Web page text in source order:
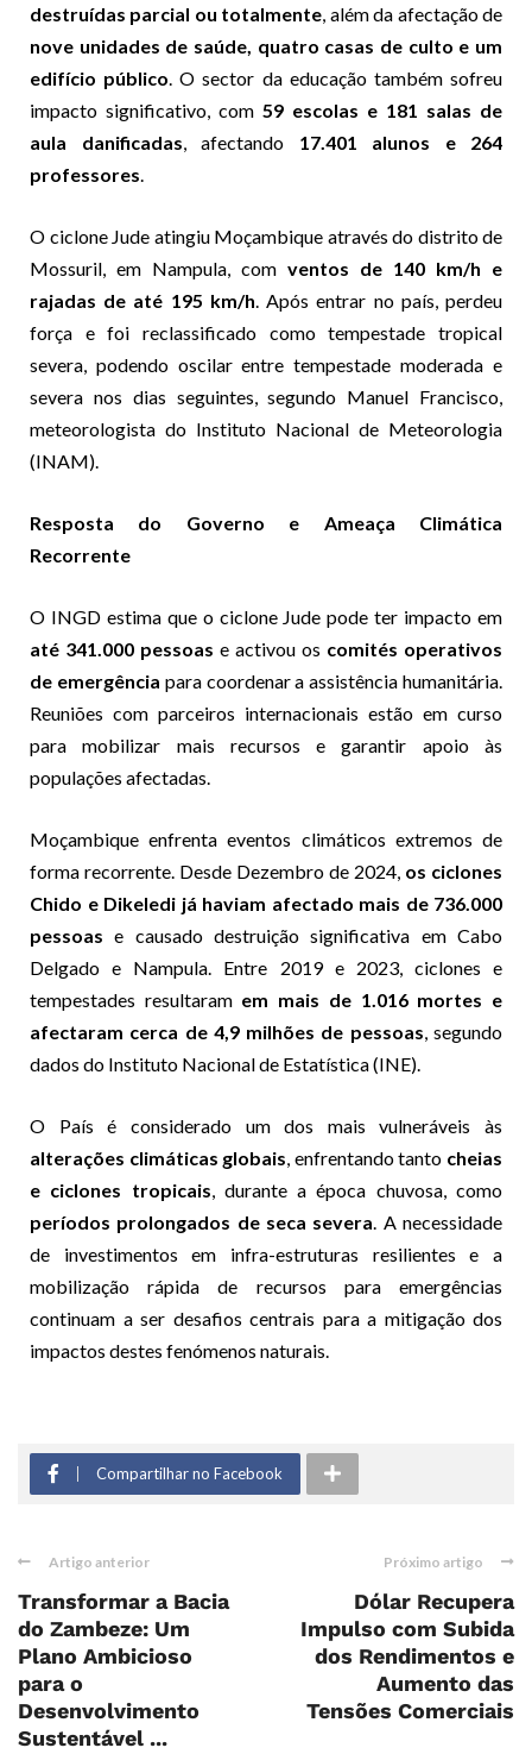
destruídas parcial ou totalmente, além da afectação de
nove unidades de saúde, quatro casas de culto e um
edifício público. O sector da educação também sofreu
impacto significativo, com 59 escolas e 181 salas de
aula danificadas, afectando 17.401 alunos e 264
professores.
O ciclone Jude atingiu Moçambique através do distrito de
Mossuril, em Nampula, com ventos de 140 km/h e
rajadas de até 195 km/h. Após entrar no país, perdeu
força e foi reclassificado como tempestade tropical
severa, podendo oscilar entre tempestade moderada e
severa nos dias seguintes, segundo Manuel Francisco,
meteorologista do Instituto Nacional de Meteorologia
(INAM).
Resposta do Governo e Ameaça Climática
Recorrente
O INGD estima que o ciclone Jude pode ter impacto em
até 341.000 pessoas e activou os comités operativos
de emergência para coordenar a assistência humanitária.
Reuniões com parceiros internacionais estão em curso
para mobilizar mais recursos e garantir apoio às
populações afectadas.
Moçambique enfrenta eventos climáticos extremos de
forma recorrente. Desde Dezembro de 2024, os ciclones
Chido e Dikeledi já haviam afectado mais de 736.000
pessoas e causado destruição significativa em Cabo
Delgado e Nampula. Entre 2019 e 2023, ciclones e
tempestades resultaram em mais de 1.016 mortes e
afectaram cerca de 4,9 milhões de pessoas, segundo
dados do Instituto Nacional de Estatística (INE).
O País é considerado um dos mais vulneráveis às
alterações climáticas globais, enfrentando tanto cheias
e ciclones tropicais, durante a época chuvosa, como
períodos prolongados de seca severa. A necessidade
de investimentos em infra-estruturas resilientes e a
mobilização rápida de recursos para emergências
continuam a ser desafios centrais para a mitigação dos
impactos destes fenómenos naturais.
Compartilhar no Facebook
Artigo anterior
Transformar a Bacia
do Zambeze: Um
Plano Ambicioso
para o
Desenvolvimento
Sustentável ...
Próximo artigo
Dólar Recupera
Impulso com Subida
dos Rendimentos e
Aumento das
Tensões Comerciais